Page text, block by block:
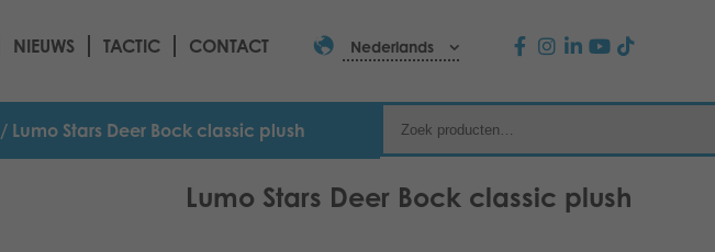
NIEUWS TACTIC CONTACT Nederlands
/ Lumo Stars Deer Bock classic plush
Lumo Stars Deer Bock classic plush